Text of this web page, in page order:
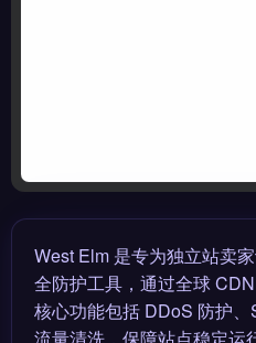
West Elm 是专为独立站卖
全防护工具，通过全球
核心功能包括 DDoS 防护